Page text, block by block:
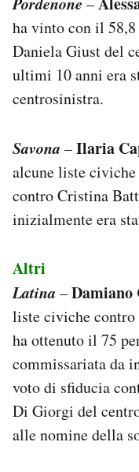
ha vinto con il
Daniela Giust del
ultimi 10 anni era
centrosinistra.
Savona –Ilaria
alcune liste
contro Cristina
inizialmente era
Altri
Latina –Damiano
liste civiche
ha ottenuto il 75
commissariata da
voto di sfiducia
Di Giorgi del
alle nomine della